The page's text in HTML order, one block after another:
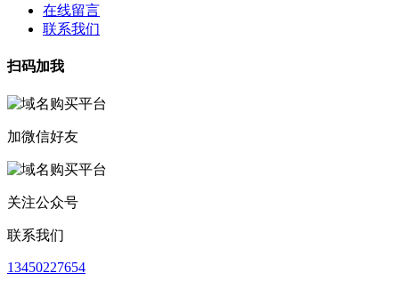
在线留言
联系我们
扫码加我
加微信好友
关注公众号
联系我们
13450227654